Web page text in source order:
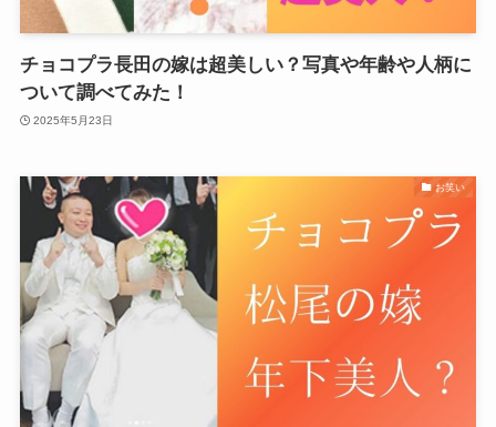
チョコプラ長田の嫁は超美しい？写真や年齢や人柄に
ついて調べてみた！
2025年5月23日
お笑い